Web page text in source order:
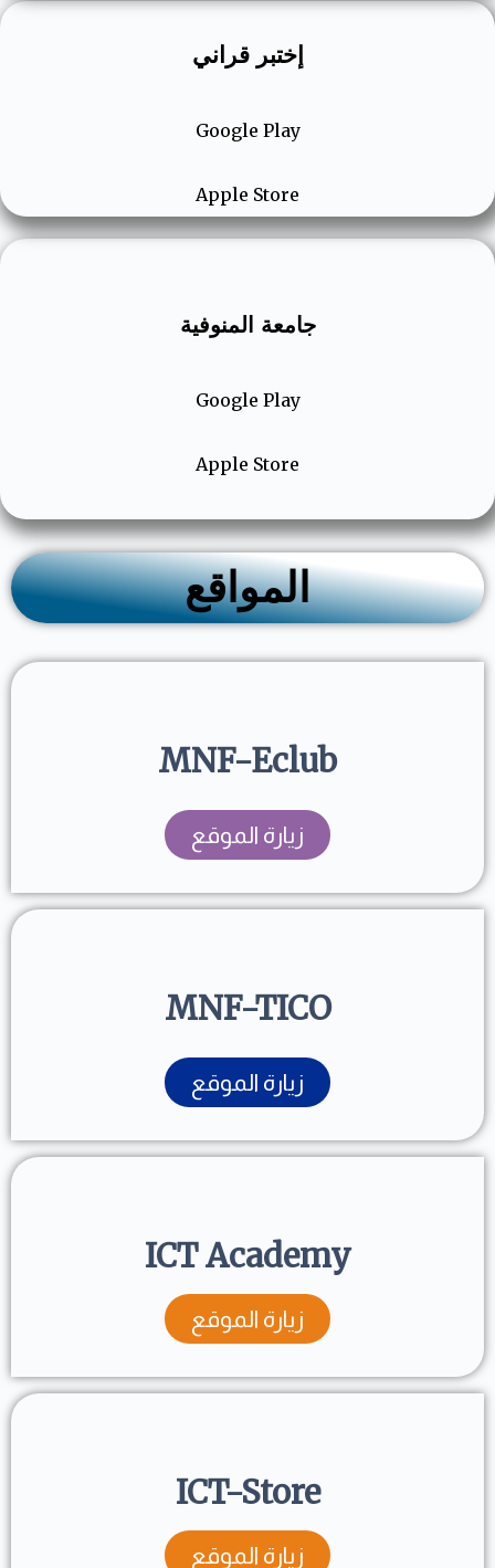
إختبر قراني
Google Play
Apple Store
جامعة المنوفية
Google Play
Apple Store
المواقع
MNF-Eclub
زيارة الموقع
MNF-TICO
زيارة الموقع
ICT Academy
زيارة الموقع
ICT-Store
زيارة الموقع